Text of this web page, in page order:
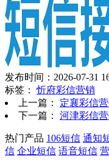
发布时间：2026-07-31
标签：忻府彩信营销
上一篇： 定襄彩信
下一篇： 河津彩信
热门产品 106短信 通知
信 企业短信 语音短信